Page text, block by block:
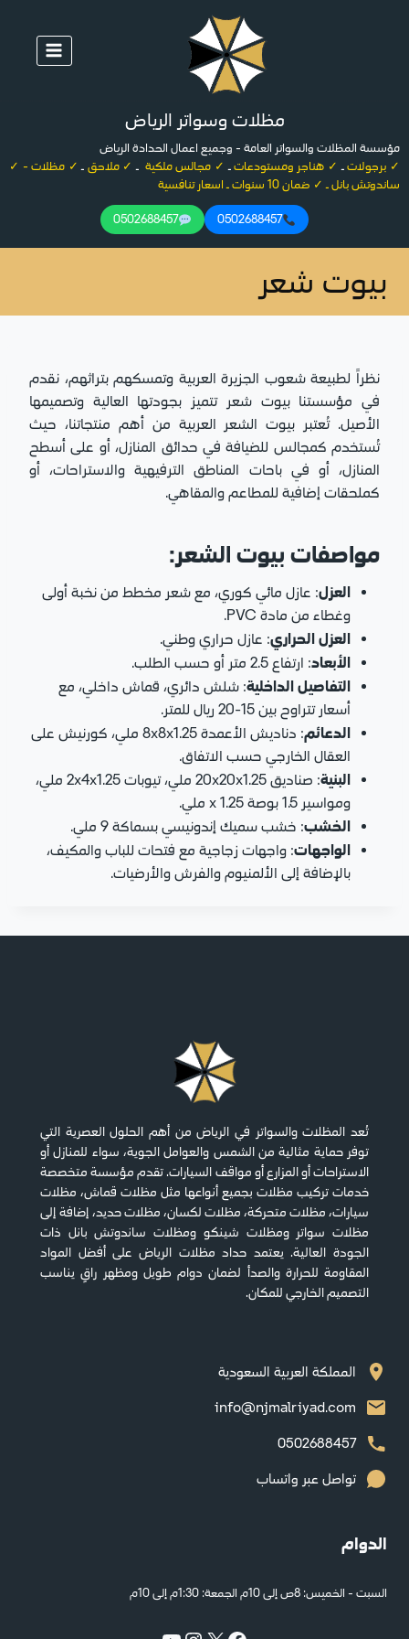
مظلات وسواتر الرياض
مؤسسة المظلات والسواتر العامة - وجميع اعمال الحدادة الرياض
✓ برجولاتـ ✓ هناجر ومستودعات ـ ✓ مجالس ملكية ـ ✓ ملاحق ـ ✓ مظلات - ✓
ساندوتش بانل ـ ✓ ضمان 10 سنوات ـ اسعار تنافسية
0502688457
0502688457
بيوت شعر
نظراً لطبيعة شعوب الجزيرة العربية وتمسكهم بتراثهم، نقدم
في مؤسستنا بيوت شعر تتميز بجودتها العالية وتصميمها
الأصيل. تُعتبر بيوت الشعر العربية من أهم منتجاتنا، حيث
تُستخدم كمجالس للضيافة في حدائق المنازل، أو على أسطح
المنازل، أو في باحات المناطق الترفيهية والاستراحات، أو
كملحقات إضافية للمطاعم والمقاهي.
مواصفات بيوت الشعر:
العزل: عازل مائي كوري، مع شعر مخطط من نخبة أولى
وغطاء من مادة PVC.
العزل الحراري: عازل حراري وطني.
الأبعاد: ارتفاع 2.5 متر أو حسب الطلب.
التفاصيل الداخلية: شلش دائري، قماش داخلي، مع
أسعار تتراوح بين 15-20 ريال للمتر.
الدعائم
: دناديش الأعمدة 8x8x1.25 ملي، كورنيش على
العقال الخارجي حسب الاتفاق.
البنية
: صناديق 20x20x1.25 ملي، تيوبات 2x4x1.25 ملي،
ومواسير 1.5 بوصة x 1.25 ملي.
الخشب: خشب سميك إندونيسي بسماكة 9 ملي.
الواجهات: واجهات زجاجية مع فتحات للباب والمكيف،
بالإضافة إلى الألمنيوم والفرش والأرضيات.
تُعد المظلات والسواتر في الرياض من أهم الحلول العصرية التي
توفر حماية مثالية من الشمس والعوامل الجوية، سواء للمنازل أو
الاستراحات أو المزارع أو مواقف السيارات. تقدم مؤسسة متخصصة
خدمات تركيب مظلات بجميع أنواعها مثل مظلات قماش، مظلات
سيارات، مظلات متحركة، مظلات لكسان، مظلات حديد، إضافة إلى
مظلات سواتر ومظلات شينكو ومظلات ساندوتش بانل ذات
الجودة العالية. يعتمد حداد مظلات الرياض على أفضل المواد
المقاومة للحرارة والصدأ لضمان دوام طويل ومظهر راقٍ يناسب
التصميم الخارجي للمكان.
المملكة العربية السعودية
info@njmalriyad.com
0502688457
تواصل عبر واتساب
الدوام
السبت - الخميس: 8ص إلى 10م الجمعة: 1:30م إلى 10م